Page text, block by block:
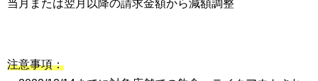
当月または翌月以降の請求金額から減額調整
注意事項：